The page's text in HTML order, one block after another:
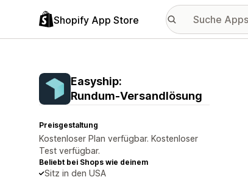
Shopify App Store
Easyship:
Rundum‑Versandlösung
Preisgestaltung
Kostenloser Plan verfügbar. Kostenloser
Test verfügbar.
Beliebt bei Shops wie deinem
Sitz in den USA